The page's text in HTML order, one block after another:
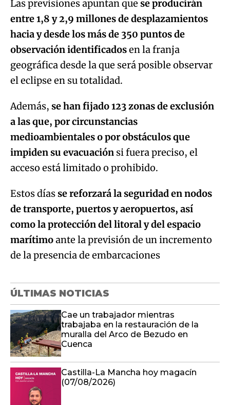
geográfica desde la que será posible observar
el eclipse en su totalidad.
Además,se han fijado 123 zonas de exclusión
a las que, por circunstancias
medioambientales o por obstáculos que
impiden su evacuaciónsi fuera preciso, el
acceso está limitado o prohibido.
Estos díasse reforzará la seguridad en nodos
de transporte, puertos y aeropuertos, así
como la protección del litoral y del espacio
marítimoante la previsión de un incremento
de la presencia de embarcaciones
ÚLTIMAS NOTICIAS
muralla del Arco de Bezudo en
Cuenca
Castilla-La Mancha hoy magacín
(07/08/2026)
Último boletín informativo 11:00h
07/08/2026